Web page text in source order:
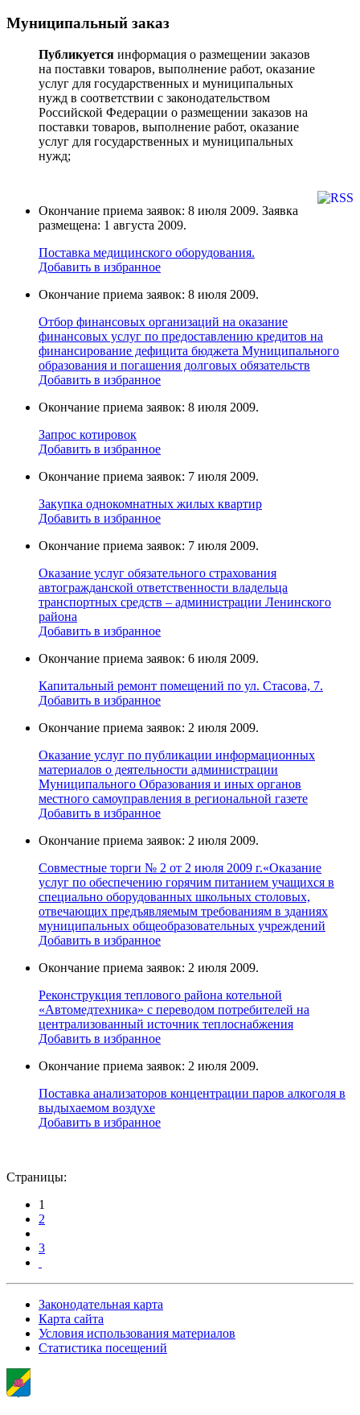
Муниципальный заказ
Публикуется информация о размещении заказов
на поставки товаров, выполнение работ, оказание
услуг для государственных и муниципальных
нужд в соответствии с законодательством
Российской Федерации о размещении заказов на
поставки товаров, выполнение работ, оказание
услуг для государственных и муниципальных
нужд;
Окончание приема заявок: 8 июля 2009. Заявка
размещена: 1 августа 2009.
Поставка медицинского оборудования.
Добавить в избранное
Окончание приема заявок: 8 июля 2009.
Отбор финансовых организаций на оказание
финансовых услуг по предоставлению кредитов на
финансирование дефицита бюджета Муниципального
образования и погашения долговых обязательств
Добавить в избранное
Окончание приема заявок: 8 июля 2009.
Запрос котировок
Добавить в избранное
Окончание приема заявок: 7 июля 2009.
Закупка однокомнатных жилых квартир
Добавить в избранное
Окончание приема заявок: 7 июля 2009.
Оказание услуг обязательного страхования
автогражданской ответственности владельца
транспортных средств – администрации Ленинского
района
Добавить в избранное
Окончание приема заявок: 6 июля 2009.
Капитальный ремонт помещений по ул. Стасова, 7.
Добавить в избранное
Окончание приема заявок: 2 июля 2009.
Оказание услуг по публикации информационных
материалов о деятельности администрации
Муниципального Образования и иных органов
местного самоуправления в региональной газете
Добавить в избранное
Окончание приема заявок: 2 июля 2009.
Совместные торги № 2 от 2 июля 2009 г.«Оказание
услуг по обеспечению горячим питанием учащихся в
специально оборудованных школьных столовых,
отвечающих предъявляемым требованиям в зданиях
муниципальных общеобразовательных учреждений
Добавить в избранное
Окончание приема заявок: 2 июля 2009.
Реконструкция теплового района котельной
«Автомедтехника» с переводом потребителей на
централизованный источник теплоснабжения
Добавить в избранное
Окончание приема заявок: 2 июля 2009.
Поставка анализаторов концентрации паров алкоголя в
выдыхаемом воздухе
Добавить в избранное
Страницы:
1
2
3
Законодательная карта
Карта сайта
Условия использования материалов
Статистика посещений